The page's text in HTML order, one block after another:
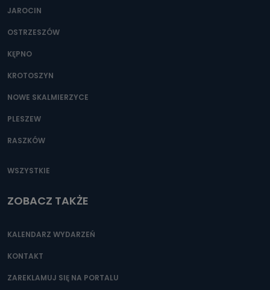
JAROCIN
OSTRZESZÓW
KĘPNO
KROTOSZYN
NOWE SKALMIERZYCE
PLESZEW
RASZKÓW
WSZYSTKIE
ZOBACZ TAKŻE
KALENDARZ WYDARZEŃ
KONTAKT
ZAREKLAMUJ SIĘ NA PORTALU